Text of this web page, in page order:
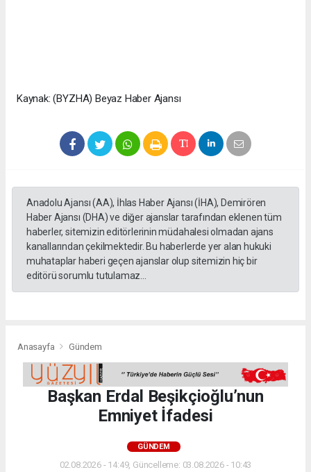
Kaynak: (BYZHA) Beyaz Haber Ajansı
Anadolu Ajansı (AA), İhlas Haber Ajansı (İHA), Demirören
Haber Ajansı (DHA) ve diğer ajanslar tarafından eklenen tüm
haberler, sitemizin editörlerinin müdahalesi olmadan ajans
kanallarından çekilmektedir. Bu haberlerde yer alan hukuki
muhataplar haberi geçen ajanslar olup sitemizin hiç bir
editörü sorumlu tutulamaz...
Anasayfa Gündem
Başkan Erdal Beşikçioğlu’nun
Emniyet İfadesi
GÜNDEM
02.08.2026 - 14:49, Güncelleme: 03.08.2026 - 10:43